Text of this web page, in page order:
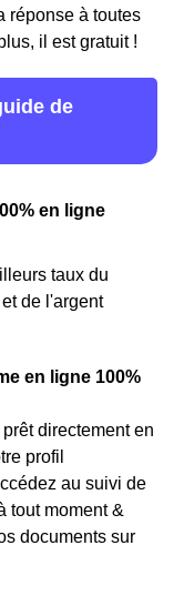
réponse à toutes
il est gratuit !
de
en ligne
taux du
de l'argent
en ligne 100%
directement en
profil
au suivi de
tout moment &
documents sur